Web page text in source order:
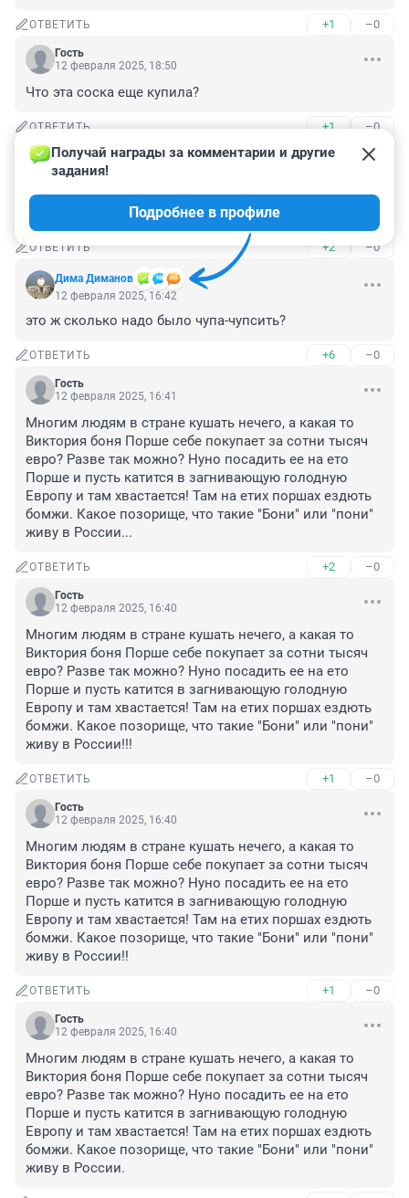
ОТВЕТИТЬ +1 –0
Гость
12 февраля 2025, 18:50
Что эта соска еще купила?
ОТВЕТИТЬ +1 –0
Гость
12 февраля 2025, 18:46
Кто это? Почему у неё столько денег? Расскажите, как
она разбогатела с самого начала?
ОТВЕТИТЬ +2 –0
Дима Диманов
Получай награды за комментарии и другие
задания!
Подробнее в профиле
12 февраля 2025, 16:42
это ж сколько надо было чупа-чупсить?
ОТВЕТИТЬ +6 –0
Гость
12 февраля 2025, 16:41
Многим людям в стране кушать нечего, а какая то
Виктория боня Порше себе покупает за сотни тысяч
евро? Разве так можно? Нуно посадить ее на ето
Порше и пусть катится в загнивающую голодную
Европу и там хвастается! Там на етих поршах ездють
бомжи. Какое позорище, что такие "Бони" или "пони"
живу в России...
ОТВЕТИТЬ +2 –0
Гость
12 февраля 2025, 16:40
Многим людям в стране кушать нечего, а какая то
Виктория боня Порше себе покупает за сотни тысяч
евро? Разве так можно? Нуно посадить ее на ето
Порше и пусть катится в загнивающую голодную
Европу и там хвастается! Там на етих поршах ездють
бомжи. Какое позорище, что такие "Бони" или "пони"
живу в России!!!
ОТВЕТИТЬ +1 –0
Гость
12 февраля 2025, 16:40
Многим людям в стране кушать нечего, а какая то
Виктория боня Порше себе покупает за сотни тысяч
евро? Разве так можно? Нуно посадить ее на ето
Порше и пусть катится в загнивающую голодную
Европу и там хвастается! Там на етих поршах ездють
бомжи. Какое позорище, что такие "Бони" или "пони"
живу в России!!
ОТВЕТИТЬ +1 –0
Гость
12 февраля 2025, 16:40
Многим людям в стране кушать нечего, а какая то
Виктория боня Порше себе покупает за сотни тысяч
евро? Разве так можно? Нуно посадить ее на ето
Порше и пусть катится в загнивающую голодную
Европу и там хвастается! Там на етих поршах ездють
бомжи. Какое позорище, что такие "Бони" или "пони"
живу в России.